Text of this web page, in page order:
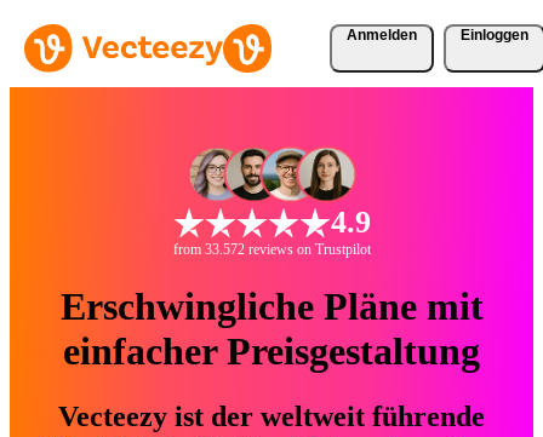
Anmelden Einloggen
4.9
from 33.572 reviews on Trustpilot
Erschwingliche Pläne mit
einfacher Preisgestaltung
Vecteezy ist der weltweit führende